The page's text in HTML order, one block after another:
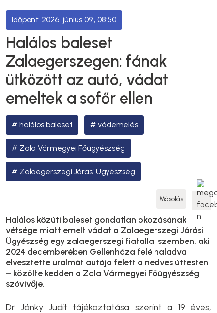
2026. június 09., 08:50
Halálos baleset
Zalaegerszegen: fának
ütközött az autó, vádat
emeltek a sofőr ellen
halálos baleset vádemelés
Zala Vármegyei Főügyészség
Zalaegerszegi Járási Ügyészség
Másolás
Halálos közúti baleset gondatlan okozásának
vétsége miatt emelt vádat a Zalaegerszegi Járási
Ügyészség egy zalaegerszegi fiatallal szemben, aki
2024 decemberében Gellénháza felé haladva
elvesztette uralmát autója felett a nedves úttesten
– közölte kedden a Zala Vármegyei Főügyészség
szóvivője.
Dr. Jánky Judit tájékoztatása szerint a 19 éves,